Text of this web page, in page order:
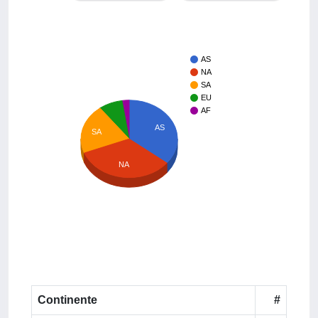
AS
NA
SA
EU
AF
AS
SA
NA
Continente #